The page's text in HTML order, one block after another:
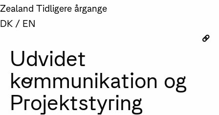
Zealand Tidligere årgange
DK / EN
Udvidet
kommunikation og
Projektstyring